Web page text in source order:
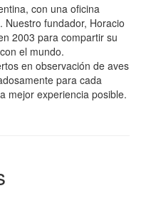
con una oficina
Nuestro fundador, Horacio
2003 para compartir su
el mundo.
en observación de aves
para cada
mejor experiencia posible.